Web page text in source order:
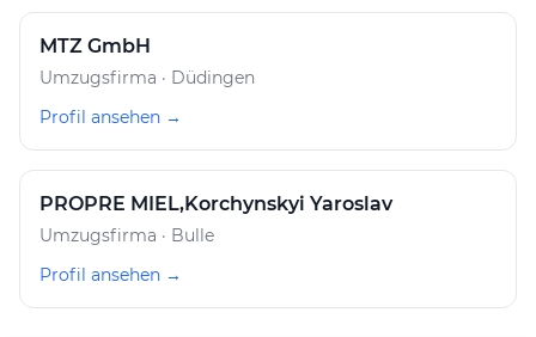
MTZ GmbH
Umzugsfirma · Düdingen
Profil ansehen →
PROPRE MIEL,Korchynskyi Yaroslav
Umzugsfirma · Bulle
Profil ansehen →